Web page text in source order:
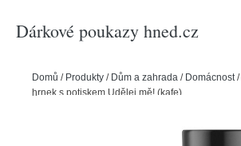
Dárkové poukazy hned.cz
Domů / Produkty / Dům a zahrada / Domácnost/
hrnek s potiskem Udělej mě! (kafe)